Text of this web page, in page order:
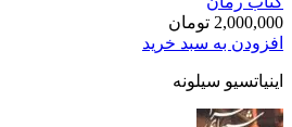
2,000,000 تومان
افزودن به سبد خرید
اینیاتسیو سیلونه